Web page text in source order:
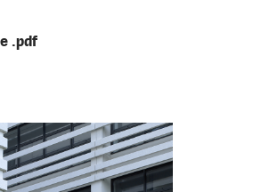
.pdf